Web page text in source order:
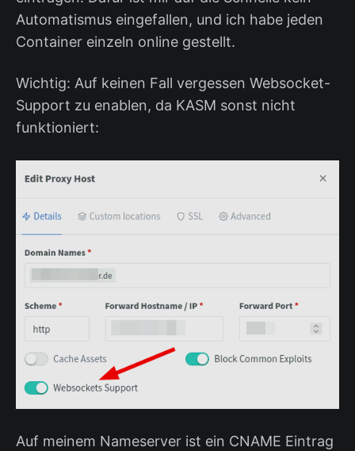
Automatismus eingefallen, und ich habe jeden
Container einzeln online gestellt.
Wichtig: Auf keinen Fall vergessen Websocket-
Support zu enablen, da KASM sonst nicht
funktioniert:
Auf meinem Nameserver ist ein CNAME Eintrag